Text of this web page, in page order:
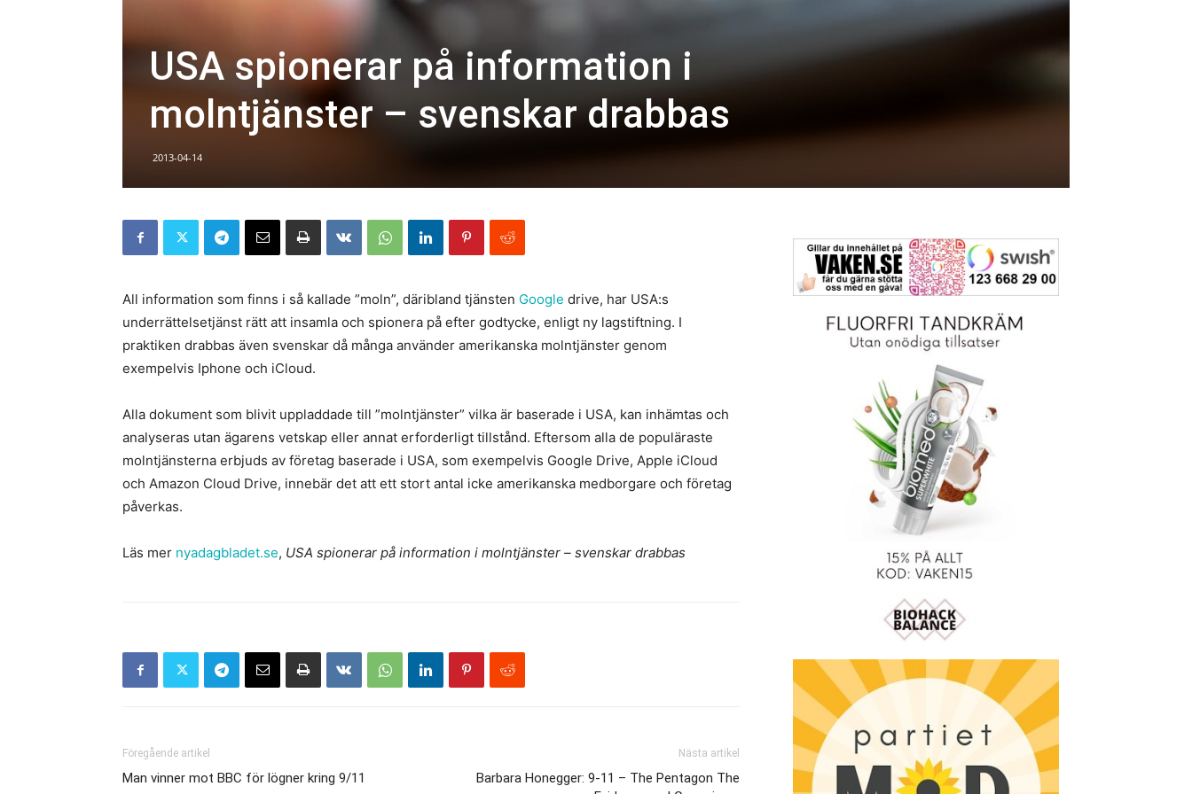
USA spionerar på information i
molntjänster – svenskar drabbas
2013-04-14
All information som finns i så kallade ”moln”, däribland tjänsten Google drive, har USA:s
underrättelsetjänst rätt att insamla och spionera på efter godtycke, enligt ny lagstiftning. I
praktiken drabbas även svenskar då många använder amerikanska molntjänster genom
exempelvis Iphone och iCloud.
Alla dokument som blivit uppladdade till ”molntjänster” vilka är baserade i USA, kan inhämtas och
analyseras utan ägarens vetskap eller annat erforderligt tillstånd. Eftersom alla de populäraste
molntjänsterna erbjuds av företag baserade i USA, som exempelvis Google Drive, Apple iCloud
och Amazon Cloud Drive, innebär det att ett stort antal icke amerikanska medborgare och företag
påverkas.
Läs mer nyadagbladet.se, USA spionerar på information i molntjänster – svenskar drabbas
Föregående artikel
Man vinner mot BBC för lögner kring 9/11
Nästa artikel
Barbara Honegger: 9-11 – The Pentagon The